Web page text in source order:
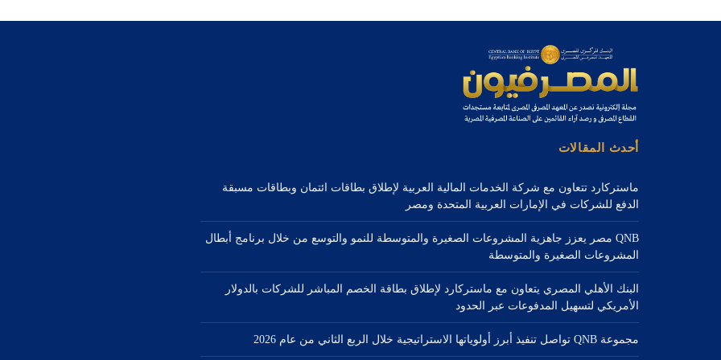
أحدث المقالات
ماستركارد تتعاون مع شركة الخدمات المالية العربية لإطلاق بطاقات ائتمان وبطاقات مسبقة
الدفع للشركات في الإمارات العربية المتحدة ومصر
QNB مصر يعزز جاهزية المشروعات الصغيرة والمتوسطة للنمو والتوسع من خلال برنامج أبطال
المشروعات الصغيرة والمتوسطة
البنك الأهلي المصري يتعاون مع ماستركارد لإطلاق بطاقة الخصم المباشر للشركات بالدولار
الأمريكي لتسهيل المدفوعات عبر الحدود
مجموعة QNB تواصل تنفيذ أبرز أولوياتها الاستراتيجية خلال الربع الثاني من عام 2026